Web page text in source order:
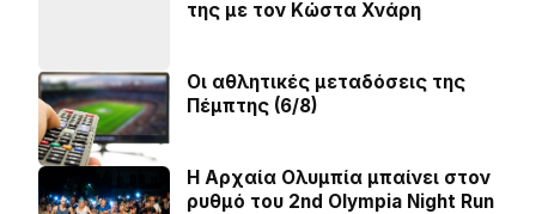
της με τον Κώστα Χνάρη
Οι αθλητικές μεταδόσεις της
Πέμπτης (6/8)
Η Αρχαία Ολυμπία μπαίνει στον
ρυθμό του 2nd Olympia Night Run